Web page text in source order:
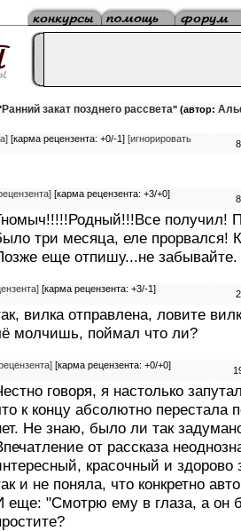
Ранний закат позднего рассвета" (автор:
[карма рецензента: +0/-1] [игнорировать
[карма рецензента: +3/+0]
получил!
три месяца, еле прорвался!
еще отпишу...не забывайте.
[карма рецензента: +3/-1]
вилка отправлена, ловите
молчишь, поймал что ли?
[карма рецензента: +0/+0]
говоря, я настолько
к концу абсолютно перестала
Не знаю, было ли так
от рассказа
красочный и здорово
и не поняла, что конкретно
еще: "Смотрю ему в глаза, а он